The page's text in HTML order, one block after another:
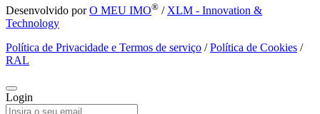
Desenvolvido porO MEU IMO® / XLM - Innovation &
Technology
Política de Privacidade e Termos de serviço /Política de Cookies /
RAL
Login